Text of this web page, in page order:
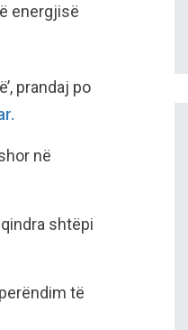
energjisë
prandaj po
në
shtëpi
të